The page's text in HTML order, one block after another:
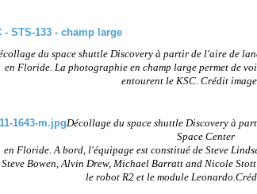
du space shuttle Discovery à partir de l'aire de
en Floride. La photographie en champ large permet de
entourent le KSC. Crédit
Décollage du space shuttle Discovery à
Space Center
en Floride. A bord, l'équipage est constitué de Steve
Steve Bowen, Alvin Drew, Michael Barratt and Nicole
le robot R2 et le module